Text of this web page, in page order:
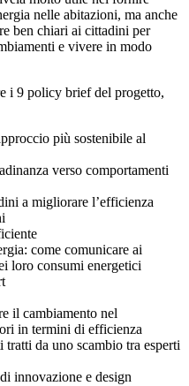
nelle abitazioni, ma anche
ben chiari ai cittadini per
e vivere in modo
i 9 policy brief del progetto,
più sostenibile al
verso comportamenti
a migliorare l’efficienza
come comunicare ai
loro consumi energetici
il cambiamento nel
in termini di efficienza
da uno scambio tra esperti
innovazione e design